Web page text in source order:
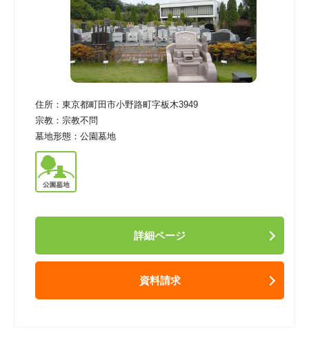
住所： 東京都町田市小野路町字板木3949
宗教： 宗教不問
墓地形態： 公園墓地
詳細ページ
資料請求